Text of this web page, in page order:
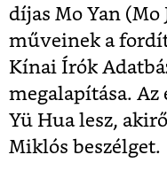
díjas Mo Yan (Mo
műveinek a
Kínai Írók
megalapítása.
Yü Hua lesz,
Miklós beszélget.